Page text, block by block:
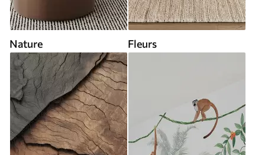
Nature Fleurs